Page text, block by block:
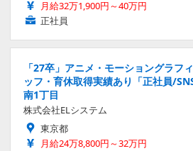
月給32万1,900円～40万円
正社員
「27卒」アニメ・モーショングラフ
ッフ・育休取得実績あり「正社員/
南1丁目
株式会社ELシステム
東京都
月給24万8,800円～32万円